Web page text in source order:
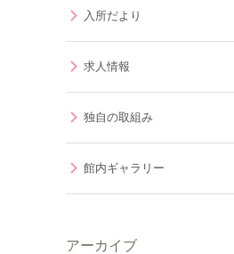
入所だより
求人情報
独自の取組み
館内ギャラリー
アーカイブ